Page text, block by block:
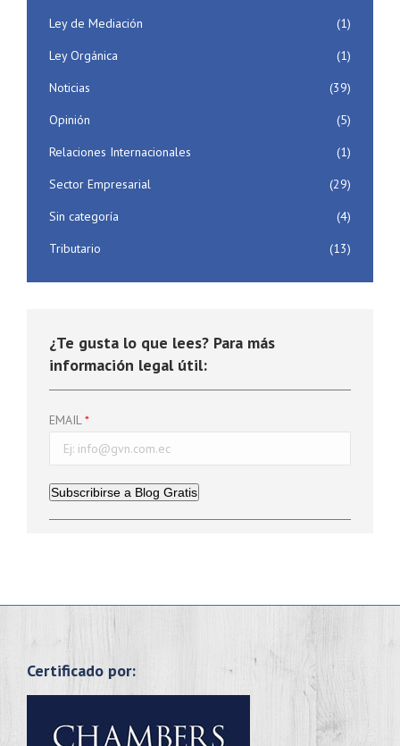
Ley de Mediación
(1)
Ley Orgánica
(1)
Noticias
(39)
Opinión
(5)
Relaciones Internacionales
(1)
Sector Empresarial
(29)
Sin categoría
(4)
Tributario
(13)
¿Te gusta lo que lees? Para más
información legal útil:
EMAIL
Subscribirse a Blog Gratis
Certificado por: